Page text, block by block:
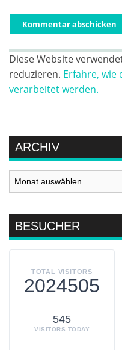
Diese Website
reduzieren. Erfahre, wie
verarbeitet werden.
ARCHIV
Archiv
BESUCHER
TOTAL VISITORS
2024505
545
VISITORS TODAY